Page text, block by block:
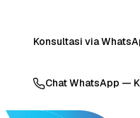
Konsultasi via
Chat WhatsApp —